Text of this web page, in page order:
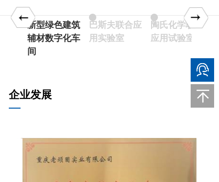
合
新型绿色建筑
辅材数字化车
间
巴斯夫联合应
用实验室
陶氏化学联合
应用试验室
企业发展